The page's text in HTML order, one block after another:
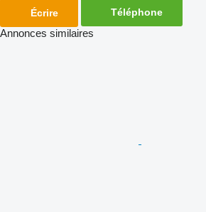
Écrire Téléphone
Annonces similaires